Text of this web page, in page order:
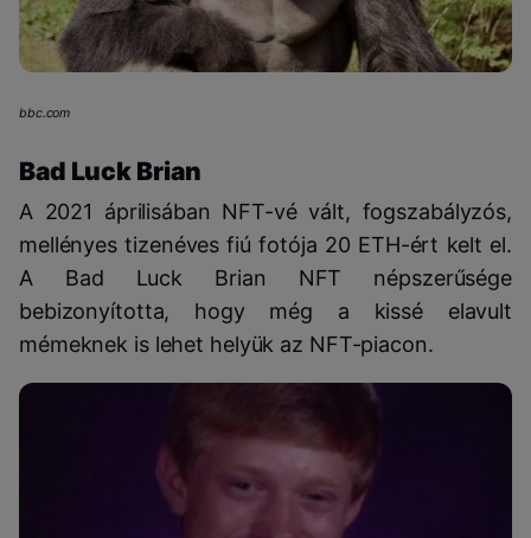
bbc.com
Bad Luck Brian
A 2021 áprilisában NFT-vé vált, fogszabályzós,
mellényes tizenéves fiú fotója 20 ETH-ért kelt el.
A Bad Luck Brian NFT népszerűsége
bebizonyította, hogy még a kissé elavult
mémeknek is lehet helyük az NFT-piacon.